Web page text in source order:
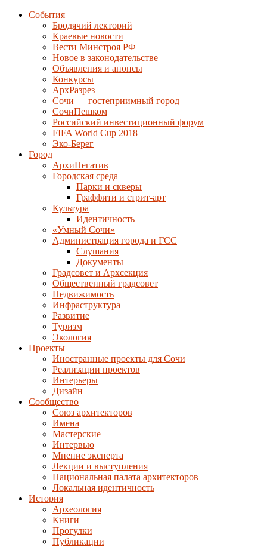
События
Бродячий лекторий
Краевые новости
Вести Минстроя РФ
Новое в законодательстве
Объявления и анонсы
Конкурсы
АрхРазрез
Сочи — гостеприимный город
СочиПешком
Российский инвестиционный форум
FIFA World Cup 2018
Эко-Берег
Город
АрхиНегатив
Городская среда
Парки и скверы
Граффити и стрит-арт
Культура
Идентичность
«Умный Сочи»
Администрация города и ГСС
Слушания
Документы
Градсовет и Архсекция
Общественный градсовет
Недвижимость
Инфраструктура
Развитие
Туризм
Экология
Проекты
Иностранные проекты для Сочи
Реализации проектов
Интерьеры
Дизайн
Сообщество
Союз архитекторов
Имена
Мастерские
Интервью
Мнение эксперта
Лекции и выступления
Национальная палата архитекторов
Локальная идентичность
История
Археология
Книги
Прогулки
Публикации